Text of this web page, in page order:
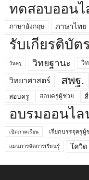
ทดสอบออน
ภาษาอังกฤษ ภาษาไทย
รับเกียรติบัต
วันครู วิทยฐานะ วิ
วิทยาศาสตร์ สพฐ.
สอบครู สอบครูผู้ช่วย
อบรมออนไล
เปิดภาคเรียน เรียกบรรจุครูผู้
แผนการจัดการเรียนรู้ โควิด